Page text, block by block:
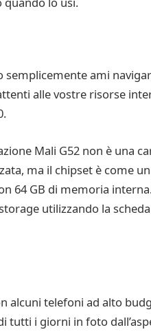
semplicemente ami
alle vostre risorse
Mali G52 non è una
ma il chipset è come
64 GB di memoria
utilizzando la
telefoni ad alto
tutti i giorni in foto